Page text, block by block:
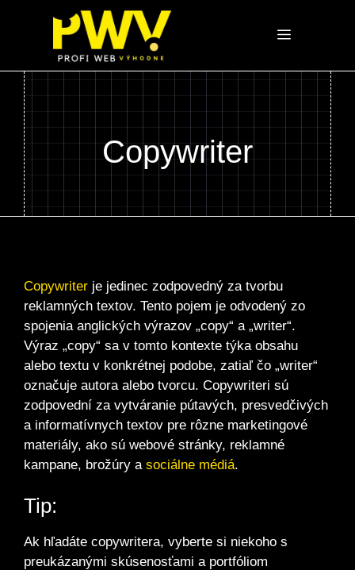
Menu
Copywriter
Copywriter je jedinec zodpovedný za tvorbu
reklamných textov. Tento pojem je odvodený zo
spojenia anglických výrazov „copy“ a „writer“.
Výraz „copy“ sa v tomto kontexte týka obsahu
alebo textu v konkrétnej podobe, zatiaľ čo „writer“
označuje autora alebo tvorcu. Copywriteri sú
zodpovední za vytváranie pútavých, presvedčivých
a informatívnych textov pre rôzne marketingové
materiály, ako sú webové stránky, reklamné
kampane, brožúry a sociálne médiá.
Tip:
Ak hľadáte copywritera, vyberte si niekoho s
preukázanými skúsenosťami a portfóliom